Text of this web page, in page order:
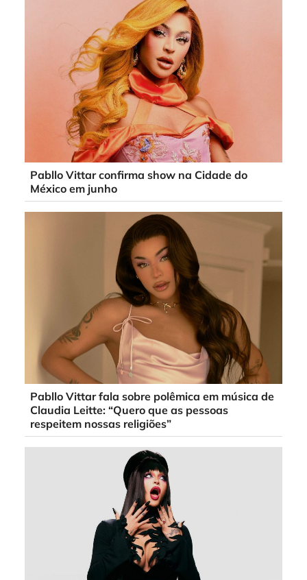
Pabllo Vittar confirma show na Cidade do
México em junho
Pabllo Vittar fala sobre polêmica em música de
Claudia Leitte: “Quero que as pessoas
respeitem nossas religiões”